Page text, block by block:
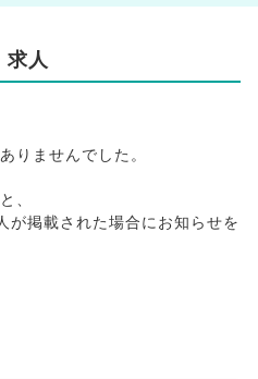
求人
りませんでした。
、
が掲載された場合にお知らせを